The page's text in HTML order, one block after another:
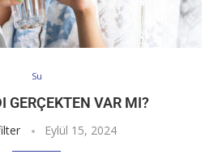
Su
GERÇEKTEN VAR MI?
Eylül 15, 2024